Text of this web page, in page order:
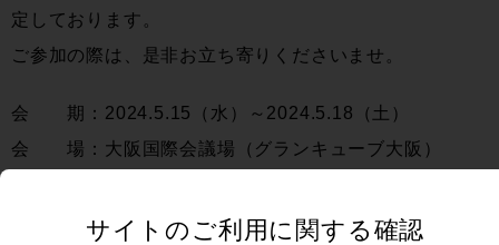
定しております。
ご参加の際は、是非お立ち寄りくださいませ。
会 期：2024.5.15（水）～2024.5.18（土）
会 場：大阪国際会議場（グランキューブ大阪）
引凝固電極一体型(13cm）RF-SC110、その他RFknife用
サイトのご利用に関する確認